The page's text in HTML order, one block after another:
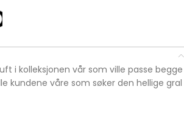
i kolleksjonen vår som ville passe begge
kundene våre som søker den hellige gral